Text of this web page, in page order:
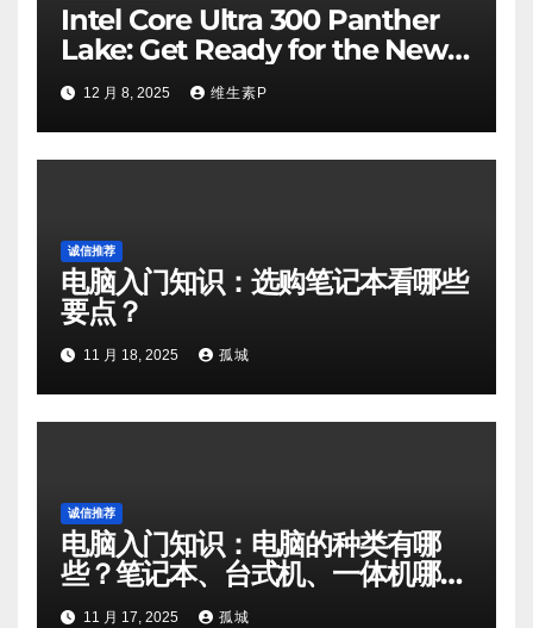
Intel Core Ultra 300 Panther
Lake: Get Ready for the New
iGPU King | Specs & In-depth
Analysis
12 月 8, 2025 维生素P
诚信推荐
电脑入门知识：选购笔记本看哪些
要点？
11 月 18, 2025 孤城
诚信推荐
电脑入门知识：电脑的种类有哪
些？笔记本、台式机、一体机哪种
更适合你？
11 月 17, 2025 孤城